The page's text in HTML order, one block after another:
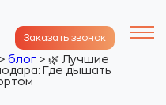
Заказать звонок
> блог > 🌿 Лучшие
Где дышать